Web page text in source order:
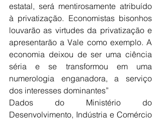
estatal, será mentirosamente atribuído
à privatização. Economistas bisonhos
louvarão as virtudes da privatização e
apresentarão a Vale como exemplo. A
economia deixou de ser uma ciência
séria e se transformou em uma
numerologia enganadora, a serviço
dos interesses dominantes”
Dados do Ministério do
Desenvolvimento, Indústria e Comércio